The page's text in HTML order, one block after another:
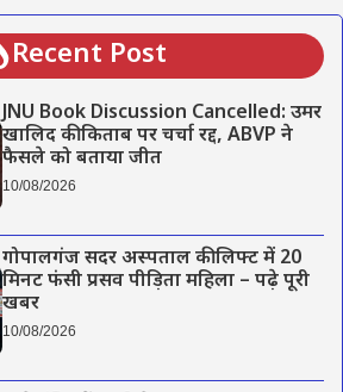
Recent Post
JNU Book Discussion Cancelled: उमर
खालिद की किताब पर चर्चा रद्द, ABVP ने
फैसले को बताया जीत
10/08/2026
गोपालगंज सदर अस्पताल की लिफ्ट में 20
मिनट फंसी प्रसव पीड़िता महिला – पढ़े पूरी
खबर
10/08/2026